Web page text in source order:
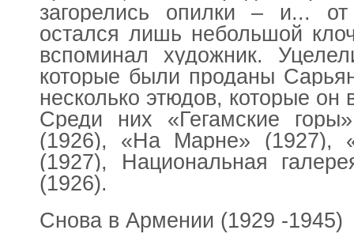
загорелись опилки – и...
остался лишь небольшой
вспоминал художник.
которые были проданы
несколько этюдов, которые он
Среди них «Гегамские
(1926), «На Марне» (1927),
(1927), Национальная
(1926).
Снова в Армении (1929 -1945)